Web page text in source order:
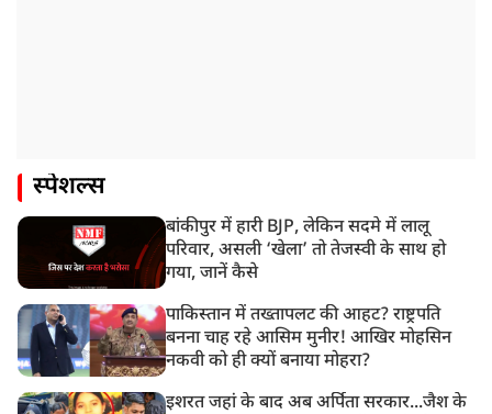
स्पेशल्स
बांकीपुर में हारी BJP, लेकिन सदमे में लालू
परिवार, असली ‘खेला’ तो तेजस्वी के साथ हो
गया, जानें कैसे
पाकिस्तान में तख्तापलट की आहट? राष्ट्रपति
बनना चाह रहे आसिम मुनीर! आखिर मोहसिन
नकवी को ही क्यों बनाया मोहरा?
इशरत जहां के बाद अब अर्पिता सरकार...जैश के